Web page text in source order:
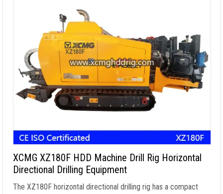
XCMG XZ180F HDD Machine Drill Rig Horizontal
Directional Drilling Equipment
The XZ180F horizontal directional drilling rig has a compact